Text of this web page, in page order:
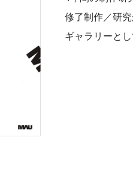
修了制作／研
ギャラリーとし